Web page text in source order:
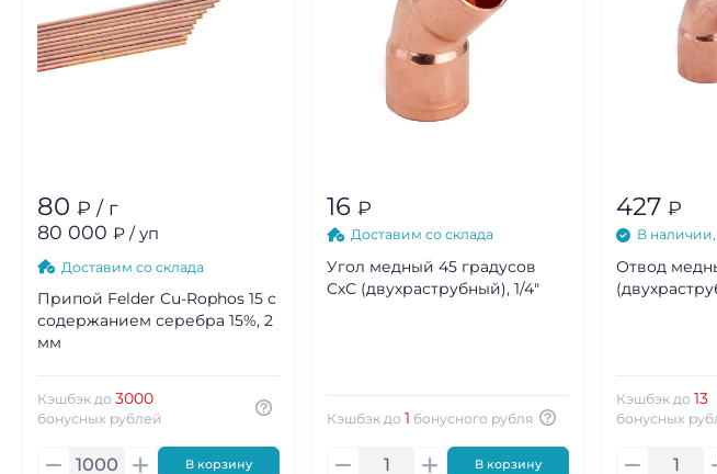
80 ₽ / г
80 000 ₽ / уп
Доставим со склада
Припой Felder Cu-Rophos 15 с
содержанием серебра 15%, 2
мм
Кэшбэк до 3000
бонусных рублей
В корзину
16 ₽
Доставим со склада
Угол медный 45 градусов
CхC (двухраструбный), 1/4"
Кэшбэк до 1 бонусного рубля
В корзину
427 ₽
В
Отвод
Кэшбэк до 13
бонусных